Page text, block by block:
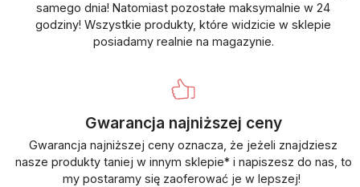
samego dnia! Natomiast pozostałe maksymalnie w 24
godziny! Wszystkie produkty, które widzicie w sklepie
posiadamy realnie na magazynie.
Gwarancja najniższej ceny
Gwarancja najniższej ceny oznacza, że jeżeli znajdziesz
nasze produkty taniej w innym sklepie* i napiszesz do nas, to
my postaramy się zaoferować je w lepszej!